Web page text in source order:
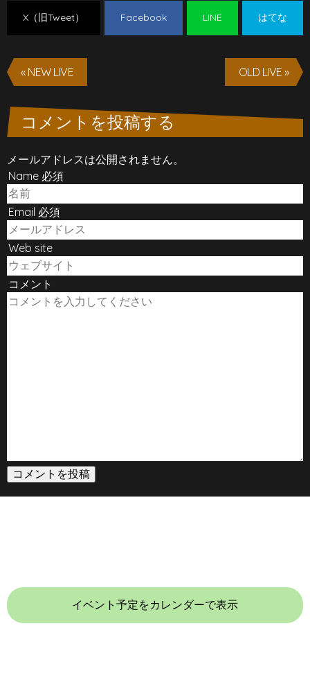
X（旧Tweet） Facebook LINE はてな
« NEW LIVE OLD LIVE »
コメントを投稿する
メールアドレスは公開されません。
Name 必須
Email 必須
Web site
コメント
イベント予定をカレンダーで表示